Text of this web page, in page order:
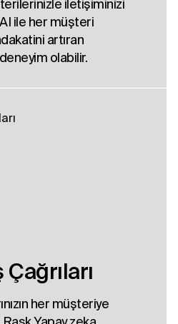
iletişiminizi
ile her müşteri
artıran
olabilir.
her müşteriye